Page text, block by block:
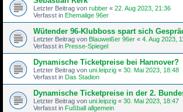
Letzter Beitrag von rubber « 22. Aug 2023, 21:36
Verfasst in Ehemalige 96er
Wütender 96-Klubboss spart sich
Letzter Beitrag von Blauweißer 96er « 4. Aug 2023,
Verfasst in Presse-Spiegel
Dynamische Ticketpreise bei Hannover?
Letzter Beitrag von uni.leipzig « 30. Mai 2023, 18:48
Verfasst in Das Stadion
Dynamische Ticketpreise in der 2.
Letzter Beitrag von uni.leipzig « 30. Mai 2023, 18:47
Verfasst in Fußball allgemein